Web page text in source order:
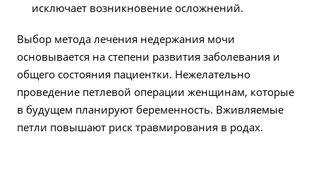
исключает возникновение осложнений.
Выбор метода лечения недержания мочи
основывается на степени развития заболевания и
общего состояния пациентки. Нежелательно
проведение петлевой операции женщинам, которые
в будущем планируют беременность. Вживляемые
петли повышают риск травмирования в родах.